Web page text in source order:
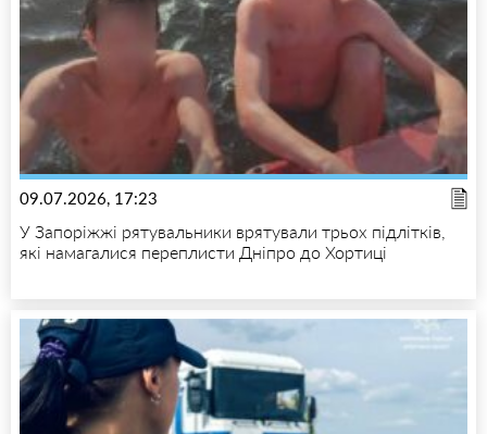
09.07.2026, 17:23
У Запоріжжі рятувальники врятували трьох підлітків,
які намагалися переплисти Дніпро до Хортиці